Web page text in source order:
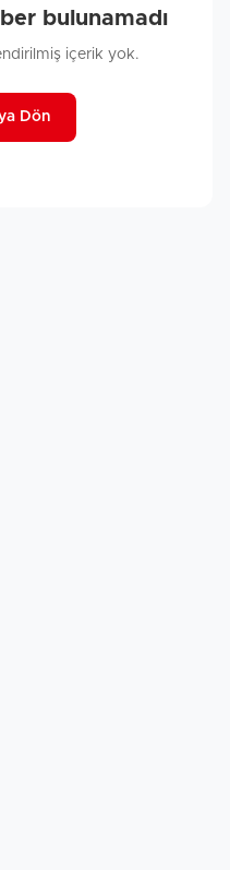
bulunamadı
içerik yok.
Dön